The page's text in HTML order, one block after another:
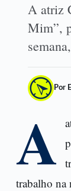
A atriz
Mim”,
Por
A
trabalho na